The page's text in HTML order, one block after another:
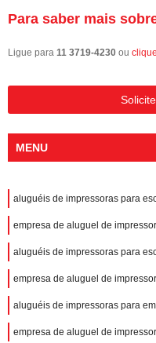
Para saber mais
Ligue para 11 3719-4230 ou
MENU
aluguéis de impressoras para
empresa de aluguel de
aluguéis de impressoras para
empresa de aluguel de
aluguéis de impressoras para
empresa de aluguel de